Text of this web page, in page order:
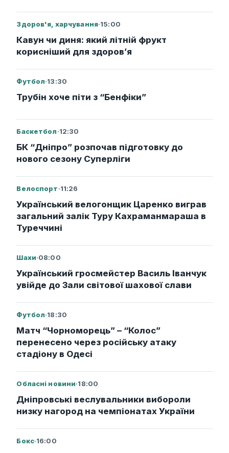
Здоров'я, харчування·15:00
Кавун чи диня: який літній фрукт
корисніший для здоров’я
Футбол·13:30
Трубін хоче піти з “Бенфіки”
Баскетбол·12:30
БК “Дніпро” розпочав підготовку до
нового сезону Суперліги
Велоспорт·11:26
Український велогонщик Царенко виграв
загальний залік Туру Кахраманмараша в
Туреччині
Шахи·08:00
Український гросмейстер Василь Іванчук
увійде до Зали світової шахової слави
Футбол·18:30
Матч “Чорноморець” – “Колос”
перенесено через російську атаку
стадіону в Одесі
Обласні новини·18:00
Дніпровські веслувальники вибороли
низку нагород на чемпіонатах України
Бокс·16:00